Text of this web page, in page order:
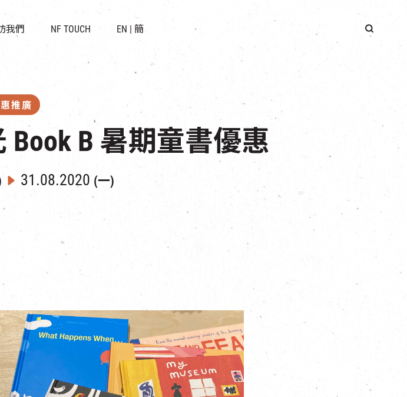
我們
及位置
士服務
NF TOUCH EN | 簡
推廣
B 暑期童書優惠
31.08.2020 (一)